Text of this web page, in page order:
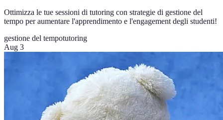
Ottimizza le tue sessioni di tutoring con strategie di gestione del
tempo per aumentare l'apprendimento e l'engagement degli studenti!
gestione del tempotutoring
Aug 3